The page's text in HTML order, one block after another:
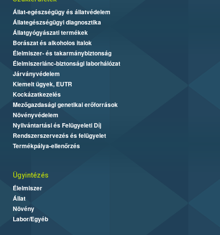
Állat-egészségügy és állatvédelem
Állategészségügyi diagnosztika
Állatgyógyászati termékek
Borászat és alkoholos italok
Élelmiszer- és takarmánybiztonság
Élelmiszerlánc-biztonsági laborhálózat
Járványvédelem
Kiemelt ügyek, EUTR
Kockázatkezelés
Mezőgazdasági genetikai erőforrások
Növényvédelem
Nyilvántartási és Felügyeleti Díj
Rendszerszervezés és felügyelet
Termékpálya-ellenőrzés
Ügyintézés
Élelmiszer
Állat
Növény
Labor/Egyéb